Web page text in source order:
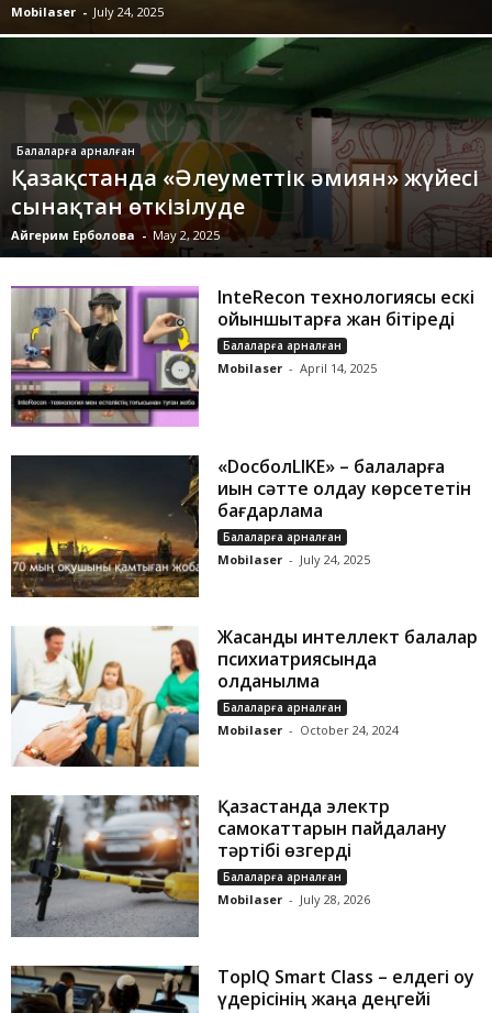
Mobilaser - July 24, 2025
Балаларға арналған
Қазақстанда «Әлеуметтік әмиян» жүйесі
сынақтан өткізілуде
Айгерим Ерболова - May 2, 2025
InteRecon технологиясы ескі
ойыншықтарға жан бітіреді
Балаларға арналған
Mobilaser - April 14, 2025
«DосболLIKE» – балаларға
қиын сәтте қолдау көрсететін
бағдарлама
Балаларға арналған
Mobilaser - July 24, 2025
Жасанды интеллект балалар
психиатриясында
қолданылмақ
Балаларға арналған
Mobilaser - October 24, 2024
Қазақстанда электр
самокаттарын пайдалану
тәртібі өзгерді
Балаларға арналған
Mobilaser - July 28, 2026
TopIQ Smart Class – елдегі оқу
үдерісінің жаңа деңгейі